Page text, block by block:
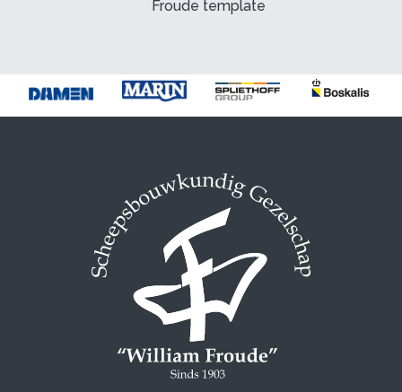
Froude template